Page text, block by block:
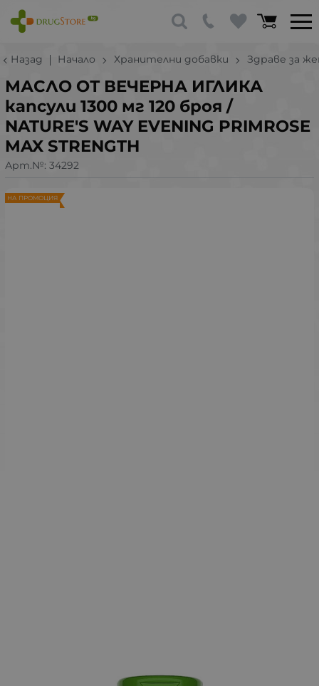
Назад Начало Хранителни добавки Здраве за
МАСЛО ОТ ВЕЧЕРНА ИГЛИКА
капсули 1300 мг 120 броя /
NATURE'S WAY EVENING PRIMROSE
MAX STRENGTH
Арт.№: 34292
НА ПРОМОЦИЯ